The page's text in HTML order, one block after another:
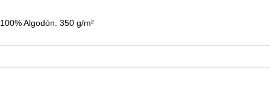
100% Algodón. 350 g/m²